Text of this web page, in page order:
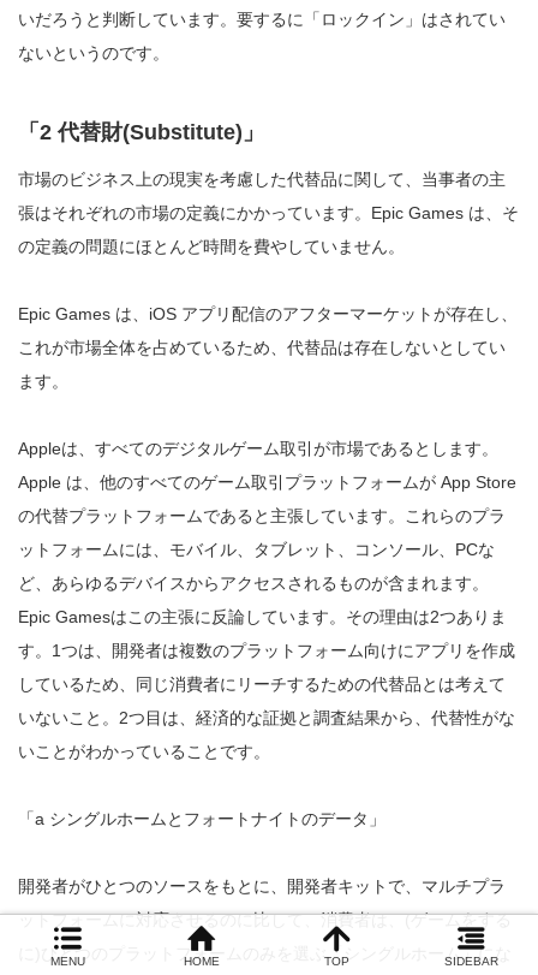
いだろうと判断しています。要するに「ロックイン」はされてい
ないというのです。
「2 代替財(Substitute)」
市場のビジネス上の現実を考慮した代替品に関して、当事者の主
張はそれぞれの市場の定義にかかっています。Epic Games は、そ
の定義の問題にほとんど時間を費やしていません。
Epic Games は、iOS アプリ配信のアフターマーケットが存在し、
これが市場全体を占めているため、代替品は存在しないとしてい
ます。
Appleは、すべてのデジタルゲーム取引が市場であるとします。
Apple は、他のすべてのゲーム取引プラットフォームが App Store
の代替プラットフォームであると主張しています。これらのプラ
ットフォームには、モバイル、タブレット、コンソール、PCな
ど、あらゆるデバイスからアクセスされるものが含まれます。
Epic Gamesはこの主張に反論しています。その理由は2つありま
す。1つは、開発者は複数のプラットフォーム向けにアプリを作成
しているため、同じ消費者にリーチするための代替品とは考えて
いないこと。2つ目は、経済的な証拠と調査結果から、代替性がな
いことがわかっていることです。
「a シングルホームとフォートナイトのデータ」
開発者がひとつのソースをもとに、開発者キットで、マルチプラ
ットフォームに対応させるのに比して、消費者は、(ゲームをする
に)ひとつのプラットフォームのみを選ぶ「シングルホーム」にな
MENU HOME TOP SIDEBAR